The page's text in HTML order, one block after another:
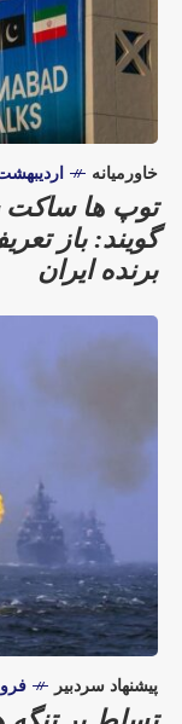
خاورمیانه اردیبهشت 2,
توپ ها ساکت
گویند: باز
برنده ایران
پیشنهاد سردبیر